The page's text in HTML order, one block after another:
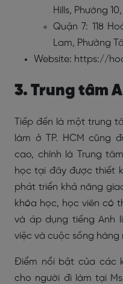
Hills, Phường
Quận 7: 118
Lam, Phường
Website: https://
3. Trung tâm
Tiếp đến là một trung
làm ở TP. HCM cũng
cao, chính là Trung
học tại đây được thiết
phát triển khả năng
khóa học, học viên có
và áp dụng tiếng Anh
việc và cuộc sống hàng
Điểm nổi bật của các
cho người đi làm tại